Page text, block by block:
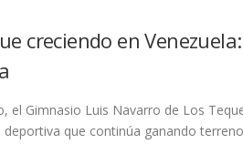
creciendo en
el Gimnasio Luis Navarro de Los
deportiva que continúa ganando